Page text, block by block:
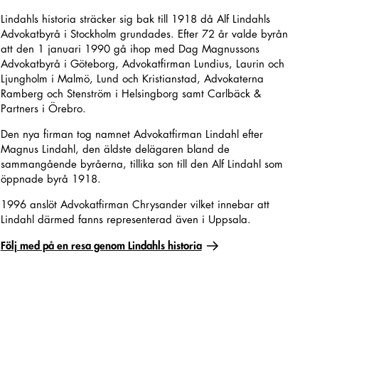
Lindahls historia sträcker sig bak till 1918 då Alf Lindahls
Advokatbyrå i Stockholm grundades. Efter 72 år valde byrån
att den 1 januari 1990 gå ihop med Dag Magnussons
Advokatbyrå i Göteborg, Advokatfirman Lundius, Laurin och
Ljungholm i Malmö, Lund och Kristianstad, Advokaterna
Ramberg och Stenström i Helsingborg samt Carlbäck &
Partners i Örebro.
Den nya firman tog namnet Advokatfirman Lindahl efter
Magnus Lindahl, den äldste delägaren bland de
sammangående byråerna, tillika son till den Alf Lindahl som
öppnade byrå 1918.
1996 anslöt Advokatfirman Chrysander vilket innebar att
Lindahl därmed fanns representerad även i Uppsala.
Följ med på en resa genom Lindahls historia